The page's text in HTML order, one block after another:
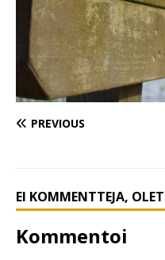
PREVIOUS
EI KOMMENTTEJA,
Kommentoi